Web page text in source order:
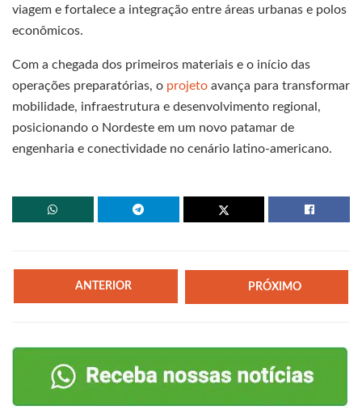
viagem e fortalece a integração entre áreas urbanas e polos
econômicos.
Com a chegada dos primeiros materiais e o início das
operações preparatórias, o projeto avança para transformar
mobilidade, infraestrutura e desenvolvimento regional,
posicionando o Nordeste em um novo patamar de
engenharia e conectividade no cenário latino-americano.
ANTERIOR PRÓXIMO